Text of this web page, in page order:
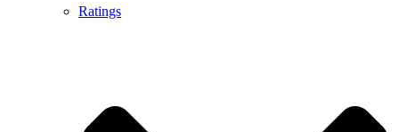
Ratings